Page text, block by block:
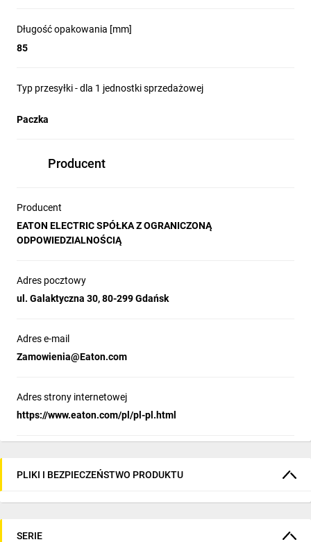
Długość opakowania [mm]
85
Typ przesyłki - dla 1 jednostki sprzedażowej
Paczka
Producent
Producent
EATON ELECTRIC SPÓŁKA Z OGRANICZONĄ
ODPOWIEDZIALNOŚCIĄ
Adres pocztowy
ul. Galaktyczna 30, 80-299 Gdańsk
Adres e-mail
Zamowienia@Eaton.com
Adres strony internetowej
https://www.eaton.com/pl/pl-pl.html
PLIKI I BEZPIECZEŃSTWO PRODUKTU
SERIE